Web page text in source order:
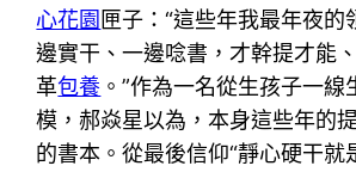
心花園 匣子：“這些年我最年夜的
邊實干、一邊唸書，才幹提才能
革包養 。”作為一名從生孩子一
模，郝焱星以為，本身這些年的
的書本。從最後信仰“靜心硬干就